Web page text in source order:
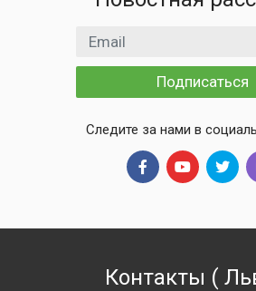
Email адрес
Подписаться
Следите за нами в
Контакты (